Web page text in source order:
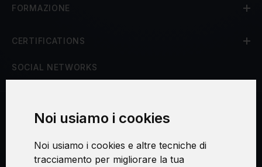
Noi usiamo i cookies
Noi usiamo i cookies e altre tecniche di
tracciamento per migliorare la tua
FORMAZIONE
CERTIFICATIONS
SOCIAL NETWORKS
Procedura di reclamo
Consenso al trattamento dei dati personali